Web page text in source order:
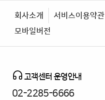
회사소개 서비스이용약관
모바일버전
고객센터 운영안내
02-2285-6666